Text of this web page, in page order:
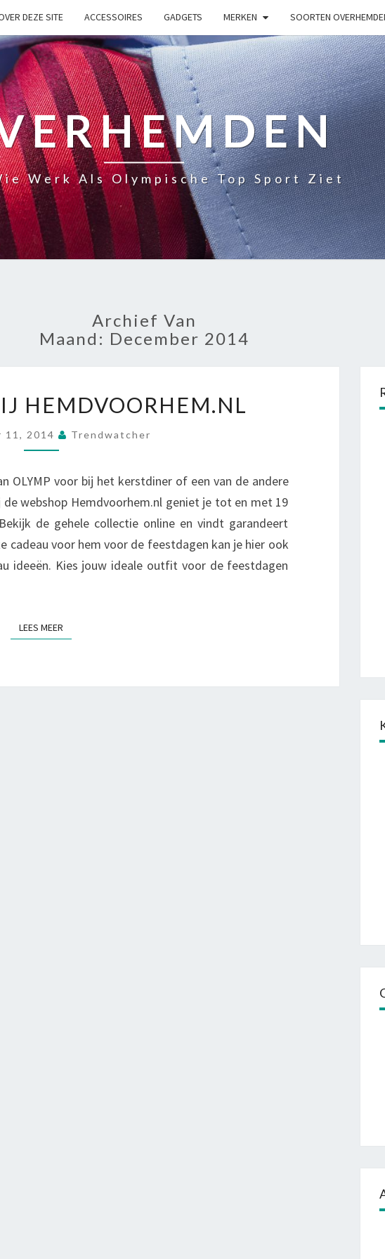
DEZE SITE ACCESSOIRES GADGETS MERKEN SOORTEN
Werk Als Olympische Top Sport Ziet
Archief Van
Maand: December 2014
ACTIE
HEMDVOORHEM.NL
HEMDVOORHEM.NL
11, 2014 Trendwatcher
OLYMP voor bij het kerstdiner of een van de andere
webshop Hemdvoorhem.nl geniet je tot en met 19
de gehele collectie online en vindt garandeert
voor hem voor de feestdagen kan je hier ook
ideeën. Kies jouw ideale outfit voor de feestdagen
LEES MEER